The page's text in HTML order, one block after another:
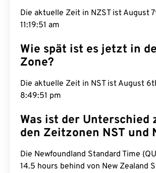
Die aktuelle Zeit in NZST ist August
11:19:52 am
Wie spät ist es jetzt in
Zone?
Die aktuelle Zeit in NST ist August
8:49:52 pm
Was ist der Unterschied
den Zeitzonen NST und
Die Newfoundland Standard Time
14.5 hours behind von New Zealand